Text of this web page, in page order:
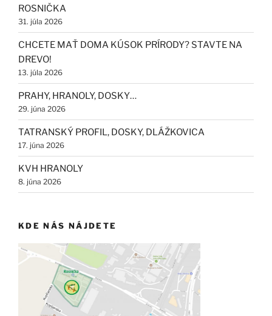
ROSNIČKA
31. júla 2026
CHCETE MAŤ DOMA KÚSOK PRÍRODY? STAVTE NA
DREVO!
13. júla 2026
PRAHY, HRANOLY, DOSKY…
29. júna 2026
TATRANSKÝ PROFIL, DOSKY, DLÁŽKOVICA
17. júna 2026
KVH HRANOLY
8. júna 2026
KDE NÁS NÁJDETE